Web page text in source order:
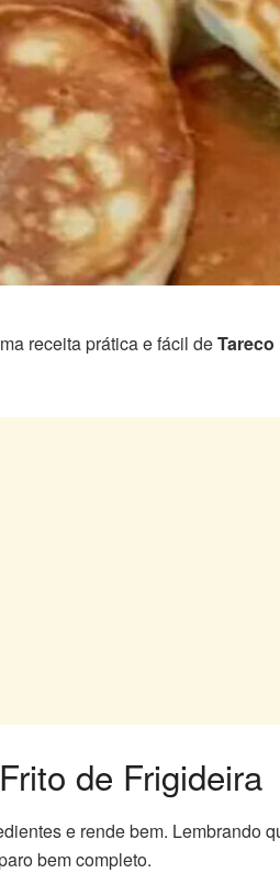
receita prática e fácil de
de Frigideira
e rende bem.
bem completo.